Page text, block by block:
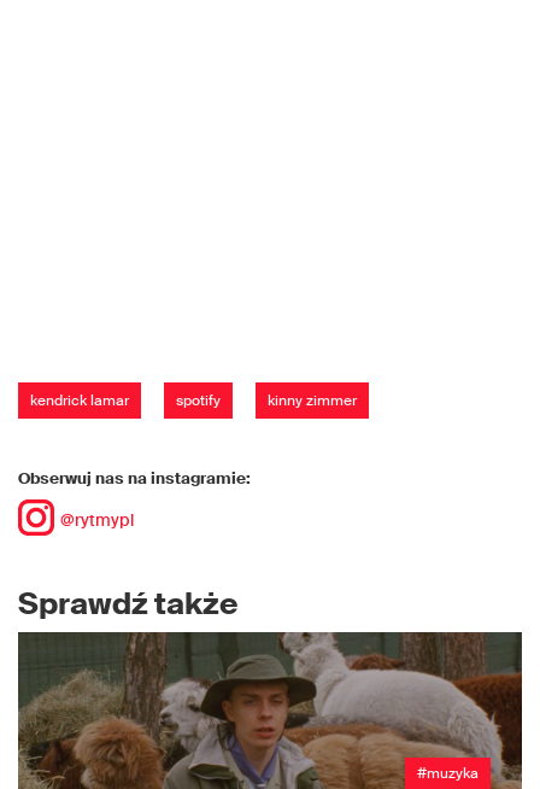
kendrick lamar spotify kinny zimmer
Obserwuj nas na instagramie:
@rytmypl
Sprawdź także
#muzyka